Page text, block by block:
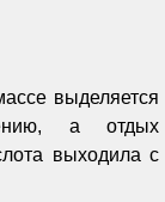
выделяется
а отдых
выходила с